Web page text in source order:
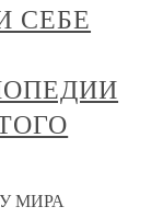
СЕБЕ
МИРА